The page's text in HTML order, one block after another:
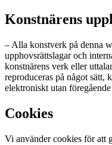
Konstnärens
– Alla konstverk på denna
upphovsrättslagar och
konstnärens verk eller
reproduceras på något sätt,
elektroniskt utan
Cookies
Vi använder cookies för att